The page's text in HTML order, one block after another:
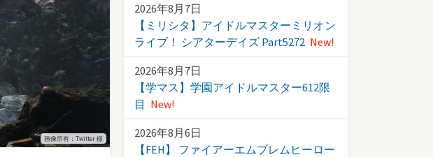
画像所有：Twitter 様
2026年8月7日
【ミリシタ】アイドルマスターミリオン
ライブ！ シアターデイズ Part5272 New!
2026年8月7日
【学マス】学園アイドルマスター612限
目 New!
2026年8月6日
【FEH】 ファイアーエムブレムヒーロー